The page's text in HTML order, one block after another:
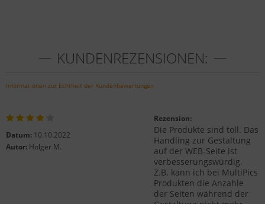
KUNDENREZENSIONEN:
Informationen zur Echtheit der Kundenbewertungen
Datum: 10.10.2022
Autor: Holger M.
Rezension:
Die Produkte sind toll. Das
Handling zur Gestaltung
auf der WEB-Seite ist
verbesserungswürdig.
Z.B. kann ich bei MultiPics
Produkten die Anzahle
der Seiten während der